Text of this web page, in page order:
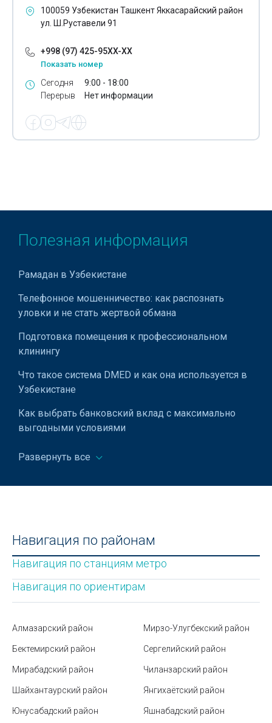
Погрузочно-разгрузочные работы
Подбор персонала
Порошковая покраска
Посадка растений
Правовая помощь
Праздничные мероприятия
Проектирование объектов здравоохранения
Проектирование очистных сооружений
Проектирование учебных заведений
Промышленная очистка воды
Пункты выдачи заказов из интернет-магазинов
Пункты приема объявлений
Раскрой металла на плазморежущем оборудовании с
ЧПУ
Резка бумаги
Ремонт кровли
Ремонт техники apple
Ремонт ирригационных лотков
Ремонт огнетушителей
Ремонт эскалаторов
Реставрация
Ритуальные услуги
Самолеты- ремонт
Санация трубопровода
100059 Узбекистан Ташкент Яккасарайский район
ул. Ш.Руставели 91
+998 (97) 425-95XX-XX
Показать номер
Сегодня
Перерыв
9:00 - 18:00
Нет информации
Полезная информация
Рамадан в Узбекистане
Телефонное мошенничество: как распознать
уловки и не стать жертвой обмана
Подготовка помещения к профессиональном
клинингу
Что такое система DMED и как она используется в
Узбекистане
Как выбрать банковский вклад с максимально
выгодными условиями
Что делать если потерял загранпаспорт
Узбекистана?
Развлекательный парк Дустлик в Ташкенте
Виды вин: полная классификация и советы по
Станция метро Новза
Как получить образовательный кредит в
Форматы бумаги
Станция метро Беруни
Развернуть все
Навигация по районам
Навигация по станциям метро
Навигация по ориентирам
Алмазарский район
Бектемирский район
Мирабадский район
Мирзо-Улугбекский район
Сергелийский район
Чиланзарский район
Шайхантаурский район
Юнусабадский район
Янгихаётский район
Яшнабадский район